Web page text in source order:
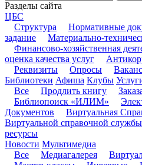
Разделы сайта
ЦБС
Структура
Нормативные
задание
Материально-
Финансово-хозяйственная
оценка качества услуг
Реквизиты
Опросы
Библиотеки Афиша Клубы
Все
Продлить книгу
Библиопоиск «ИЛИМ»
Документов
Виртуальная
Виртуальной справочной службы
ресурсы
Новости Мультимедиа
Все
Медиагалерея